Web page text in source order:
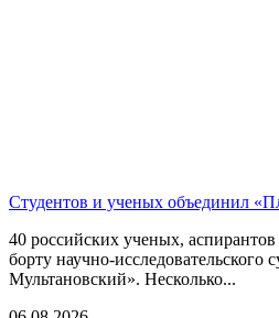
Студентов и ученых объединил
40 российских ученых,
борту научно-исследовательского
Мультановский». Несколько...